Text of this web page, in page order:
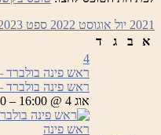
2021 יול אוגוסט 2022 ספט
א
ב ג ד
4
ראש פינה בולברד
ראש פינה בולברד
אוג 4 @ 16:00 – 23:00